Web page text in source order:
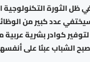
الثورة التكنولوجية
عدد كبير من
كوادر بشرية
الشباب عبئا على